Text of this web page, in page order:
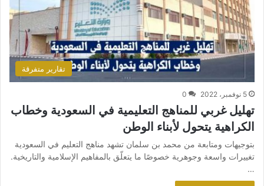
تقارير متفرقة
5 نوفمبر، 2022 0
تهليل غربي للمناهج التعليمية في السعودية وخطاب
الكراهية يتحول لأبناء الوطن
بتوجيهات ومتابعة من محمد بن سلمان تشهد مناهج التعليم في السعودية
تغييرات واسعة وجوهرية خصوصًا ما يتعلّق بالمفاهيم الإسلامية والتاريخية.
…